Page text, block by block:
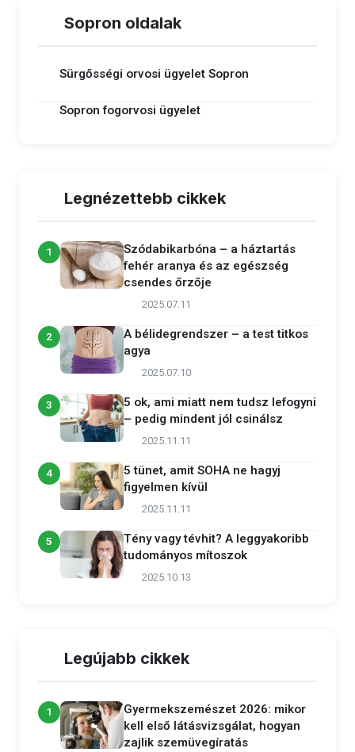
Sopron oldalak
Sürgősségi orvosi ügyelet Sopron
Sopron fogorvosi ügyelet
Legnézettebb cikkek
1
Szódabikarbóna – a háztartás
fehér aranya és az egészség
csendes őrzője
2025.07.11
2
A bélidegrendszer – a test titkos
agya
2025.07.10
3
5 ok, ami miatt nem tudsz lefogyni
– pedig mindent jól csinálsz
2025.11.11
4
5 tünet, amit SOHA ne hagyj
figyelmen kívül
2025.11.11
5
Tény vagy tévhit? A leggyakoribb
tudományos mítoszok
2025.10.13
Legújabb cikkek
1
Gyermekszemészet 2026: mikor
kell első látásvizsgálat, hogyan
zajlik szemüvegíratás